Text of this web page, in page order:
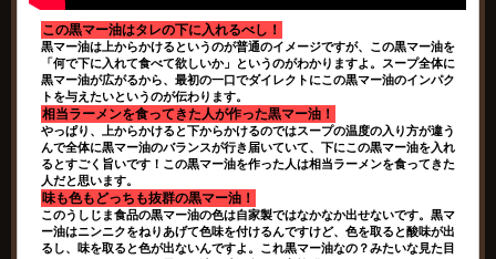
この黒マー油はタレの下に入れるべし！
黒マー油は上からかけるというのが普通のイメージですが、この黒マー油を
「何で下に入れて食べて欲しいか」というのがわかりますよ。スープ全体に
黒マー油が広がるから、最初の一口でダイレクトにこの黒マー油のインパク
トを与えたいというのが伝わります。
相当ラーメンを食ってきた人が作った黒マー油！
やっぱり、上からかけると下からかけるのではスープの温度の入り方が違う
んで全体に黒マー油のバランスが行き届いていて、下にこの黒マー油を入れ
るとすごく旨いです！この黒マー油を作った人は相当ラーメンを食ってきた
人だと思います。
味も色もどっちも抜群の黒マー油！
このうしじま食品の黒マー油の色は自家製ではなかなか出せないです。黒マ
ー油はニンニクをねりあげて色味を付けるんですけど、色を取ると酸味が出
るし、味を取ると色が出ないんですよ。これ黒マー油なの？みたいな見た目